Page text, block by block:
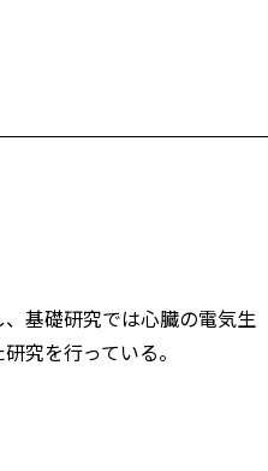
基礎研究では心臓の電気生
究を行っている。